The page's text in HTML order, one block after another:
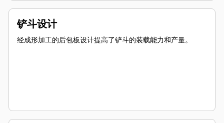
铲斗设计
经成形加工的后包板设计提高了铲斗的装载能力和产量。